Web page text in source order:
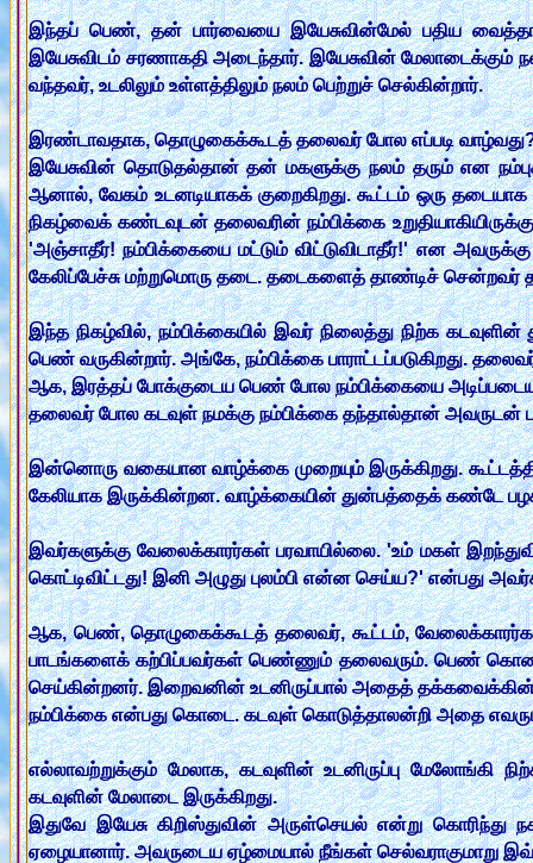
இந்தப் பெண், தன் பார்வையை இயேசுவின்மேல் பதிய
இயேசுவிடம் சரணாகதி அடைந்தார். இயேசுவின் மேலாடைக்கும்
வந்தவர், உடலிலும் உள்ளத்திலும் நலம் பெற்றுச் செல்கின்றார்.
இரண்டாவதாக, தொழுகைக்கூடத் தலைவர் போல எப்படி
இயேசுவின் தொடுதல்தான் தன் மகளுக்கு நலம் தரும் என
ஆனால், வேகம் உடனடியாகக் குறைகிறது. கூட்டம் ஒரு
நிகழ்வைக் கண்டவுடன் தலைவரின் நம்பிக்கை
'அஞ்சாதீர்! நம்பிக்கையை மட்டும் விட்டுவிடாதீர்!' என
கேலிப்பேச்சு மற்றுமொரு தடை. தடைகளைத் தாண்டிச்
இந்த நிகழ்வில், நம்பிக்கையில் இவர் நிலைத்து நிற்க
பெண் வருகின்றார். அங்கே, நம்பிக்கை பாராட்டப்படுகிறது.
ஆக, இரத்தப் போக்குடைய பெண் போல நம்பிக்கையை
தலைவர் போல கடவுள் நமக்கு நம்பிக்கை தந்தால்தான் அவருடன்
இன்னொரு வகையான வாழ்க்கை முறையும் இருக்கிறது.
கேலியாக இருக்கின்றன. வாழ்க்கையின் துன்பத்தைக் கண்டே
இவர்களுக்கு வேலைக்காரர்கள் பரவாயில்லை. 'உம் மகள்
கொட்டிவிட்டது! இனி அழுது புலம்பி என்ன செய்ய?' என்பது
ஆக, பெண், தொழுகைக்கூடத் தலைவர், கூட்டம்,
பாடங்களைக் கற்பிப்பவர்கள் பெண்ணும் தலைவரும். பெண்
செய்கின்றனர். இறைவனின் உடனிருப்பால் அதைத்
நம்பிக்கை என்பது கொடை. கடவுள் கொடுத்தாலன்றி அதை
எல்லாவற்றுக்கும் மேலாக, கடவுளின் உடனிருப்பு மேலோங்கி
கடவுளின் மேலாடை இருக்கிறது.
இதுவே இயேசு கிறிஸ்துவின் அருள்செயல் என்று கொரிந்து
ஏழையானார். அவருடைய ஏழ்மையால் நீங்கள் செல்வராகுமாறு